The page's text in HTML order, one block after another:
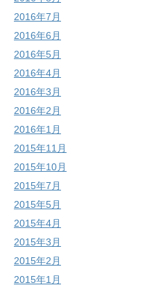
2016年7月
2016年6月
2016年5月
2016年4月
2016年3月
2016年2月
2016年1月
2015年11月
2015年10月
2015年7月
2015年5月
2015年4月
2015年3月
2015年2月
2015年1月